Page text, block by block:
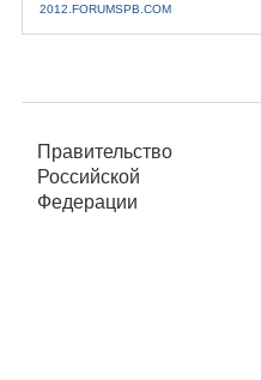
2012.FORUMSPB.COM
Правительство
Российской
Федерации